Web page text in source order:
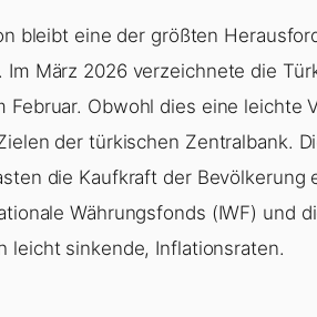
bleibt eine der größten
Im März 2026 verzeichnete die
Februar. Obwohl dies eine leichte
der türkischen Zentralbank.
die Kaufkraft der
Währungsfonds (IWF) und
leicht sinkende, Inflationsraten.